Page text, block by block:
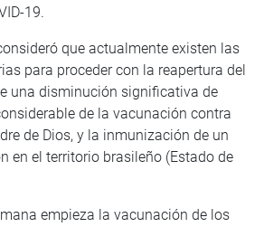
19.
que actualmente existen las
para proceder con la reapertura del
una disminución significativa de
de la vacunación contra
de Dios, y la inmunización de un
en el territorio brasileño (Estado de
empieza la vacunación de los